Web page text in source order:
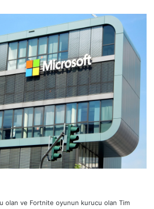
olan ve Fortnite oyunun kurucu olan Tim